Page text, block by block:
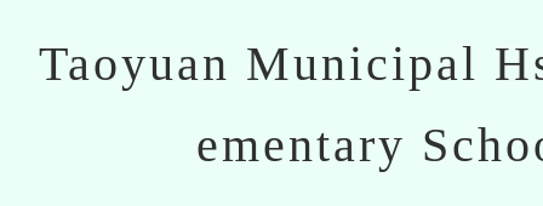
Taoyuan Municipal
ementary